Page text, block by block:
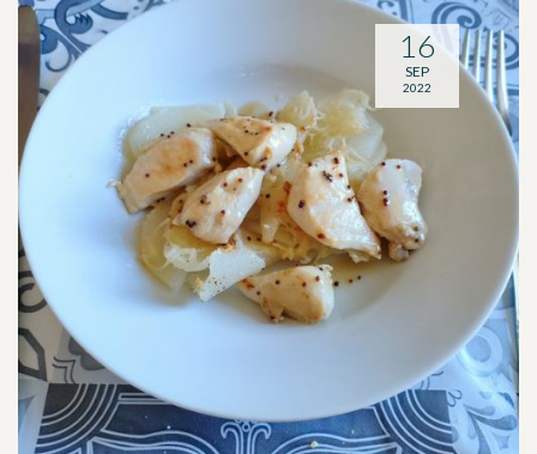
16
SEP
2022